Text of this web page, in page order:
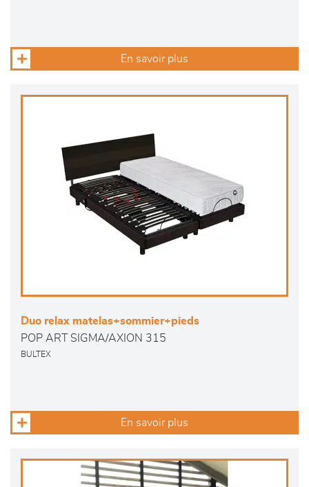
En savoir plus
Duo relax matelas+sommier+pieds
POP ART SIGMA/AXION 315
BULTEX
En savoir plus